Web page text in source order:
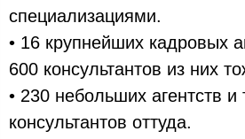
специализациями.
• 16 крупнейших кадровых
600 консультантов из них
• 230 небольших агентств и
консультантов оттуда.